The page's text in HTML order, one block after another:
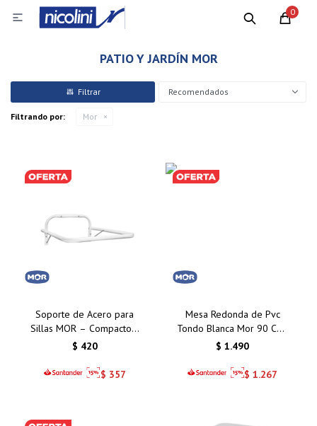
0

PATIO Y JARDÍN MOR
Recomendados
Filtrando por: Mor
Soporte de Acero para
Sillas MOR – Compacto y
Funcional
$ 420
$ 357
Mesa Redonda de Pvc
Tondo Blanca Mor 90 Cms
– Calidad y Estilo para
$ 1.490
$ 1.267